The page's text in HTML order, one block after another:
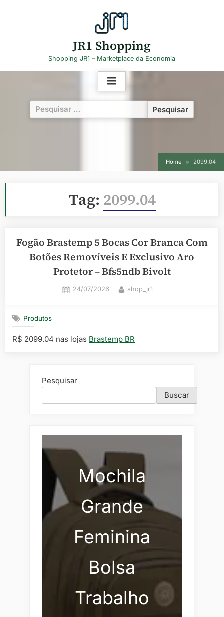
JR1 Shopping
Shopping JR1 – Marketplace da Economia
Pesquisar
por:
Home 2099.04
Tag: 2099.04
Fogão Brastemp 5 Bocas Cor Branca Com
Botões Removíveis E Exclusivo Aro
Protetor – Bfs5ndb Bivolt
Posted
24/07/2026 By
shop_jr1
Produtos
R$ 2099.04 nas lojas Brastemp BR
Pesquisar
Buscar
Mochila
Grande
Feminina
Bolsa
Trabalho